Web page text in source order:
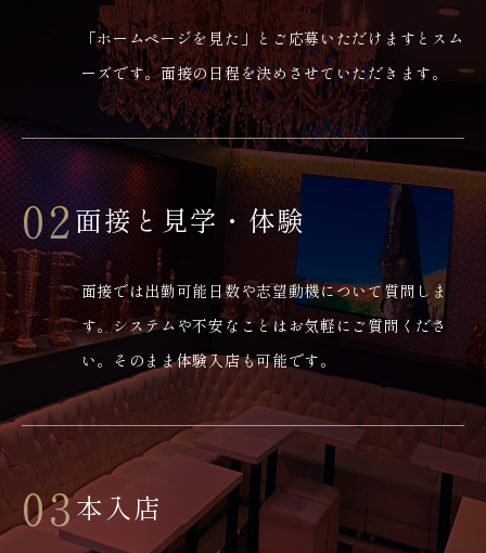
「ホームページを見た」とご応募いただけますとスム
ーズです。面接の日程を決めさせていただきます。
02面接と見学・体験
面接では出勤可能日数や志望動機について質問しま
す。システムや不安なことはお気軽にご質問くださ
い。そのまま体験入店も可能です。
03本入店